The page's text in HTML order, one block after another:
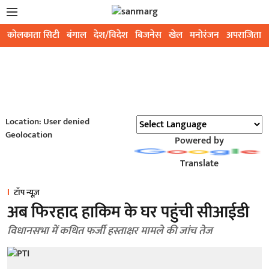
कोलकाता सिटी बंगाल देश/विदेश बिजनेस खेल मनोरंजन अपराजिता
Location: User denied
Geolocation
Powered by
Translate
टॉप न्यूज़
अब फिरहाद हाकिम के घर पहुंची सीआईडी
विधानसभा में कथित फर्जी हस्ताक्षर मामले की जांच तेज